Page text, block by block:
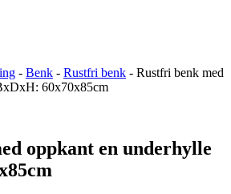
- Benk - Rustfri benk - Rustfri benk med
60x70x85cm
oppkant en underhylle